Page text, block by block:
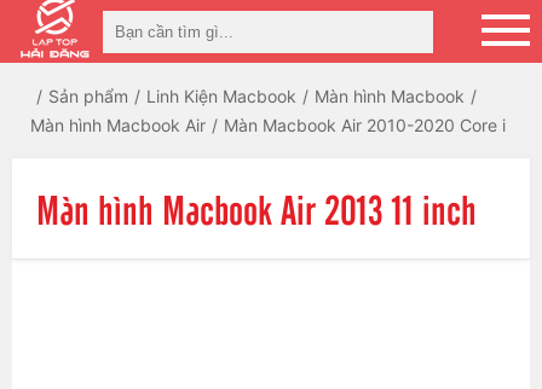
Sản phẩm Linh Kiện Macbook
Màn hình Macbook
Màn hình Macbook Air
Màn Macbook Air 2010-2020 Core i
Màn hình Macbook Air 2013 11 inch